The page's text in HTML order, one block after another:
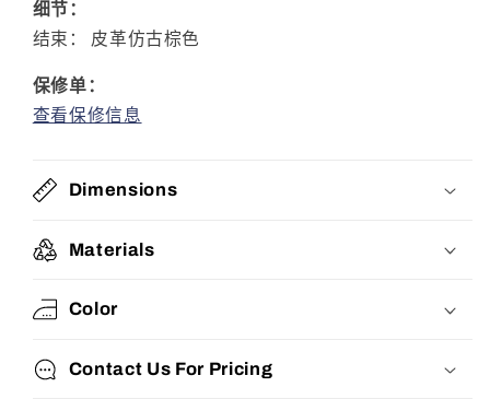
细节：
结束：
皮革仿古棕色
保修单：
查看保修信息
Dimensions
Materials
Color
Contact Us For Pricing